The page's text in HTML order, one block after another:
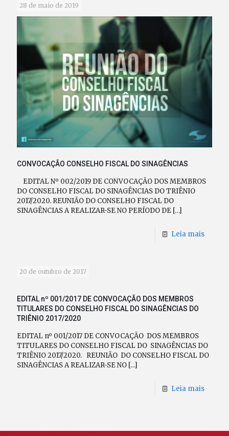
28 de maio de 2019
CONVOCAÇÃO CONSELHO FISCAL DO SINAGÊNCIAS
EDITAL Nº 002/2019 DE CONVOCAÇÃO DOS MEMBROS
DO CONSELHO FISCAL DO SINAGÊNCIAS DO TRIÊNIO
2017/2020. REUNIÃO DO CONSELHO FISCAL DO
SINAGÊNCIAS A REALIZAR-SE NO PERÍODO DE […]
Leia mais
20 de outubro de 2017
EDITAL nº 001/2017 DE CONVOCAÇÃO DOS MEMBROS
TITULARES DO CONSELHO FISCAL DO SINAGÊNCIAS DO
TRIÊNIO 2017/2020
EDITAL nº 001/2017 DE CONVOCAÇÃO DOS MEMBROS
TITULARES DO CONSELHO FISCAL DO SINAGÊNCIAS DO
TRIÊNIO 2017/2020. REUNIÃO DO CONSELHO FISCAL DO
SINAGÊNCIAS A REALIZAR-SE NO […]
Leia mais